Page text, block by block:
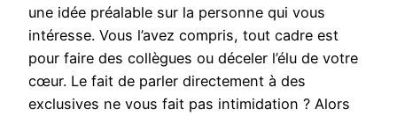
une idée préalable sur la personne qui vous
intéresse. Vous l’avez compris, tout cadre est
pour faire des collègues ou déceler l’élu de votre
cœur. Le fait de parler directement à des
exclusives ne vous fait pas intimidation ? Alors